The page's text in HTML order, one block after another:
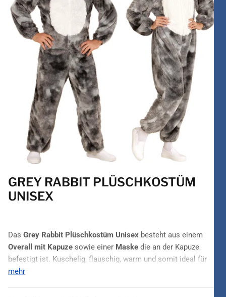
GREY RABBIT PLÜSCHKOSTÜM
UNISEX
Das Grey Rabbit Plüschkostüm Unisex besteht aus einem
Overall mit Kapuze sowie einer Maske die an der Kapuze
befestigt ist. Kuschelig, flauschig, warm und somit ideal für
jede Party oder auch für die entspannteren Tage zu Hause.
mehr